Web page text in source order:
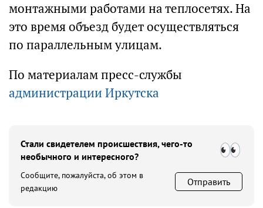
монтажными работами на теплосетях. На
это время объезд будет осуществляться
по параллельным улицам.
По материалам пресс-службы
администрации Иркутска
Стали свидетелем происшествия, чего-то
необычного и интересного?
Сообщите, пожалуйста, об этом в
редакцию
Отправить